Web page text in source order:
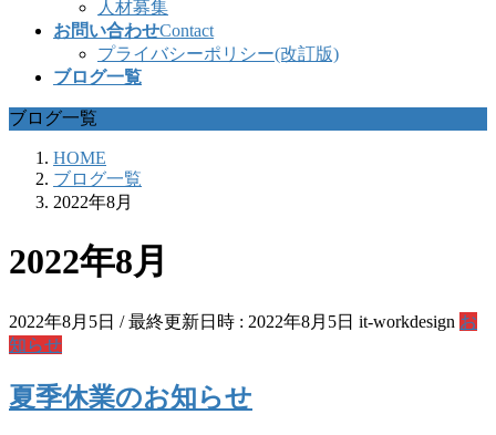
人材募集
お問い合わせContact
プライバシーポリシー(改訂版)
ブログ一覧
ブログ一覧
HOME
ブログ一覧
2022年8月
2022年8月
2022年8月5日 / 最終更新日時 : 2022年8月5日 it-workdesign お
知らせ
夏季休業のお知らせ